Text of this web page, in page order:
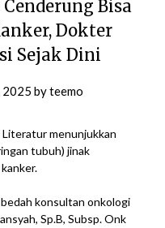
Bisa
Dokter
Sejak Dini
2025 byteemo
Literatur menunjukkan
tubuh) jinak
konsultan onkologi
Sp.B, Subsp. Onk